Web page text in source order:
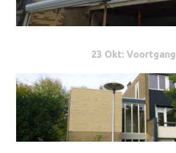
23 Okt: Voortgang